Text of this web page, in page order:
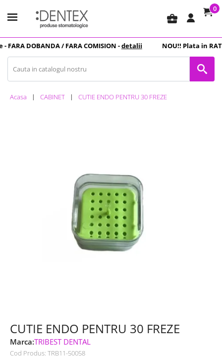
business_center
0
FARA DOBANDA/ FARA COMISION -detalii NOU!! Plata inRATE
Acasa CABINET CUTIE ENDO PENTRU 30 FREZE
CUTIE ENDO PENTRU 30 FREZE
Marca:TRIBEST DENTAL
Cod Produs: TRB11-50058